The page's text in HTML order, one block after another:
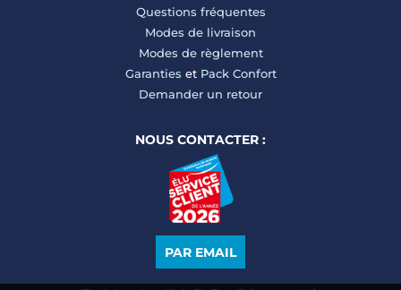
Questions fréquentes
Modes de livraison
Modes de règlement
Garanties et Pack Confort
Demander un retour
NOUS CONTACTER :
PAR EMAIL